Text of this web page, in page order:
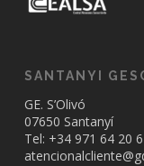
SANTANYI
GE. S’Olivó
07650 Santanyí
Tel: +34 971 64 20